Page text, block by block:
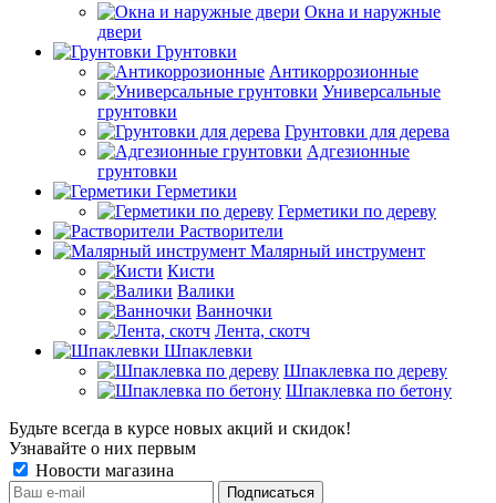
Окна и наружные
двери
Грунтовки
Антикоррозионные
Универсальные
грунтовки
Грунтовки для дерева
Адгезионные
грунтовки
Герметики
Герметики по дереву
Растворители
Малярный инструмент
Кисти
Валики
Ванночки
Лента, скотч
Шпаклевки
Шпаклевка по дереву
Шпаклевка по бетону
Будьте всегда в курсе новых акций и скидок!
Узнавайте о них первым
Новости магазина